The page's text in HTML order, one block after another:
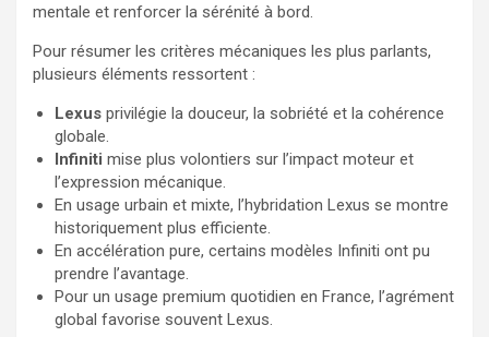
mentale et renforcer la sérénité à bord.
Pour résumer les critères mécaniques les plus parlants,
plusieurs éléments ressortent :
Lexus privilégie la douceur, la sobriété et la cohérence
globale.
Infiniti mise plus volontiers sur l’impact moteur et
l’expression mécanique.
En usage urbain et mixte, l’hybridation Lexus se montre
historiquement plus efficiente.
En accélération pure, certains modèles Infiniti ont pu
prendre l’avantage.
Pour un usage premium quotidien en France, l’agrément
global favorise souvent Lexus.